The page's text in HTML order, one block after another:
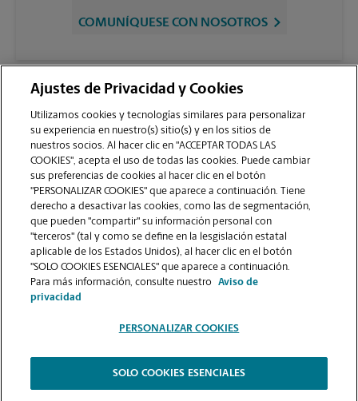
COMUNÍQUESE CON NOSOTROS
VER LA PÁGINA DE LA TIENDA
Copyright © 1994-
titularidad y la gestión independiente de franquiciados. The UPS Store Inc.,
requisitos deben basarse en las leyes del estado en donde operan.
The UPS Store | Aviso de Privacidad | Términos de Uso del Sitio Web |
Ajustes de Privacidad y Cookies
Utilizamos cookies y tecnologías similares para personalizar
su experiencia en nuestro(s) sitio(s) y en los sitios de
nuestros socios. Al hacer clic en "ACCEPTAR TODAS LAS
COOKIES", acepta el uso de todas las cookies. Puede cambiar
sus preferencias de cookies al hacer clic en el botón
"PERSONALIZAR COOKIES" que aparece a continuación. Tiene
derecho a desactivar las cookies, como las de segmentación,
que pueden "compartir" su información personal con
"terceros" (tal y como se define en la lesgislación estatal
aplicable de los Estados Unidos), al hacer clic en el botón
"SOLO COOKIES ESENCIALES" que aparece a continuación.
Para más información, consulte nuestro
Aviso de
privacidad
PERSONALIZAR COOKIES
SOLO COOKIES ESENCIALES